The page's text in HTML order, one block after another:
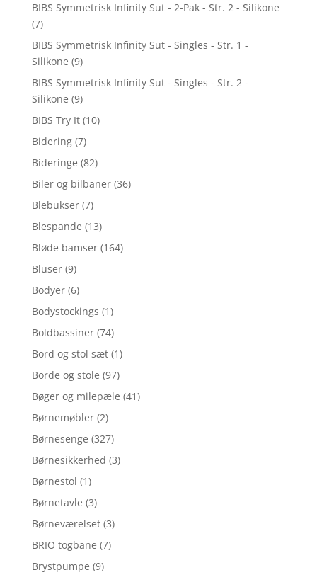
BIBS Symmetrisk Infinity Sut - 2-Pak - Str. 2 - Silikone
(7)
BIBS Symmetrisk Infinity Sut - Singles - Str. 1 -
Silikone (9)
BIBS Symmetrisk Infinity Sut - Singles - Str. 2 -
Silikone (9)
BIBS Try It (10)
Bidering (7)
Bideringe (82)
Biler og bilbaner (36)
Blebukser (7)
Blespande (13)
Bløde bamser (164)
Bluser (9)
Bodyer (6)
Bodystockings (1)
Boldbassiner (74)
Bord og stol sæt (1)
Borde og stole (97)
Bøger og milepæle (41)
Børnemøbler (2)
Børnesenge (327)
Børnesikkerhed (3)
Børnestol (1)
Børnetavle (3)
Børneværelset (3)
BRIO togbane (7)
Brystpumpe (9)